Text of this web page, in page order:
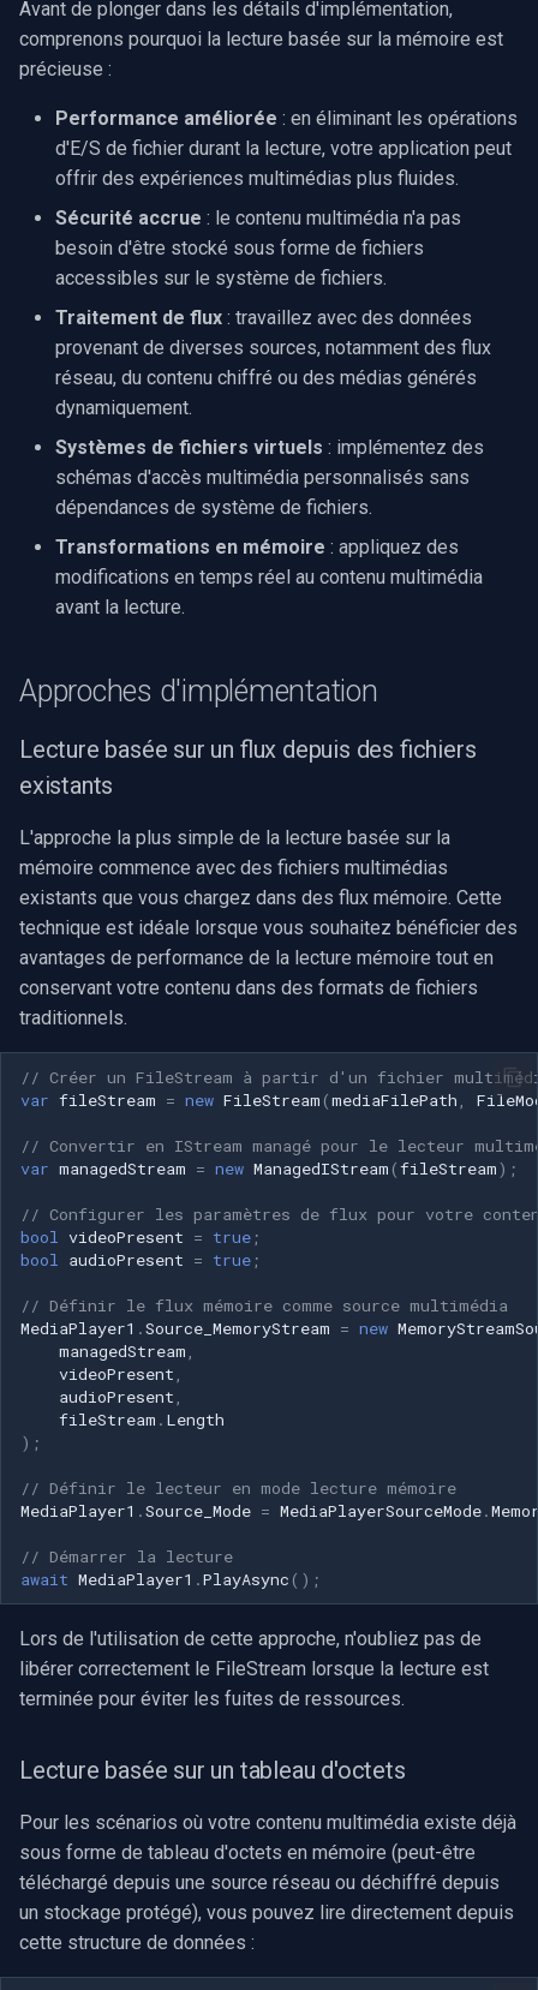
c
h
audio
rendu vidéo WinForms
Désinstaller un filtre
DirectShow
VideoView définir une
personnalisée
VU-mètres
Zoom sur une image vidéo
Zoom vidéo plusieurs
moteurs de rendu
Pre-Event Recording
Compositeur de vidéo en
direct
Pont
Spécial
Decklink
NVIDIA
AMA
OpenGL
Spécifique à Windows
Spécifique à Linux
Streaming réseau vers la
mémoire
Conclusion
Swann
GeoVision
ACTi
Cisco
Grandstream
FLIR / Teledyne
Milesight
INSTAR
Zmodo
Arecont Vision
JVC
Toshiba
LG
Linksys
LTS
Q-See
Speco Technologies
EverFocus
ABUS
Basler
Mobotix
Avigilon
AVTech
LILIN
Zavio
Sanyo
Uniview (UNV)
Hanwha Vision
Capture vidéo (WMV)
Moteur de rendu vidéo
Installation
Avant de plonger dans les détails d'implémentation,
comprenons pourquoi la lecture basée sur la mémoire est
précieuse :
Performance améliorée : en éliminant les opérations
d'E/S de fichier durant la lecture, votre application peut
offrir des expériences multimédias plus fluides.
Sécurité accrue : le contenu multimédia n'a pas
besoin d'être stocké sous forme de fichiers
accessibles sur le système de fichiers.
Traitement de flux : travaillez avec des données
provenant de diverses sources, notamment des flux
réseau, du contenu chiffré ou des médias générés
dynamiquement.
Systèmes de fichiers virtuels : implémentez des
schémas d'accès multimédia personnalisés sans
dépendances de système de fichiers.
Transformations en mémoire : appliquez des
modifications en temps réel au contenu multimédia
avant la lecture.
Approches d'implémentation
Lecture basée sur un flux depuis des fichiers
existants
L'approche la plus simple de la lecture basée sur la
mémoire commence avec des fichiers multimédias
existants que vous chargez dans des flux mémoire. Cette
technique est idéale lorsque vous souhaitez bénéficier des
avantages de performance de la lecture mémoire tout en
conservant votre contenu dans des formats de fichiers
traditionnels.
// Créer un FileStream à partir d'un fichier
var fileStream = new FileStream (mediaFilePath
// Convertir en IStream managé pour le lecteur
var managedStream = new ManagedIStream (fileStream);
// Configurer les paramètres de flux pour votre
bool
videoPresent = true ;
bool
audioPresent = true ;
// Définir le flux mémoire comme source multimédia
MediaPlayer1 .Source_MemoryStream = new
managedStream
videoPresent
audioPresent
fileStream . Length
);
// Définir le lecteur en mode lecture mémoire
MediaPlayer1 .Source_Mode = MediaPlayerSourceMode.
// Démarrer la lecture
await MediaPlayer1 .PlayAsync ();
Lors de l'utilisation de cette approche, n'oubliez pas de
libérer correctement le FileStream lorsque la lecture est
terminée pour éviter les fuites de ressources.
Lecture basée sur un tableau d'octets
Pour les scénarios où votre contenu multimédia existe déjà
sous forme de tableau d'octets en mémoire (peut-être
téléchargé depuis une source réseau ou déchiffré depuis
un stockage protégé), vous pouvez lire directement depuis
cette structure de données :